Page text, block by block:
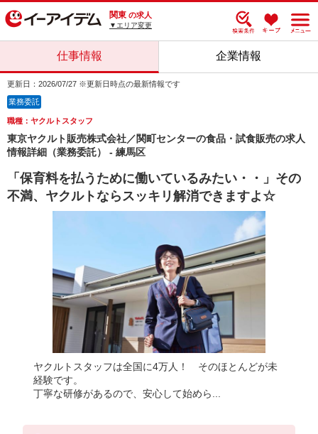
関東 の求人
▼エリア変更
仕事情報 企業情報
更新日：2026/07/27 ※更新日時点の最新情報です
業務委託
職種：ヤクルトスタッフ
東京ヤクルト販売株式会社／関町センターの食品・試食販売の求人
情報詳細（業務委託） - 練馬区
「保育料を払うために働いているみたい・・」その
不満、ヤクルトならスッキリ解消できますよ☆
ヤクルトスタッフは全国に4万人！ そのほとんどが未
経験です。
丁寧な研修があるので、安心して始めら...